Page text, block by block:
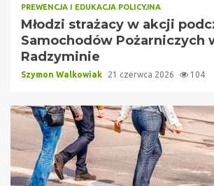
PREWENCJA I EDUKACJA POLICYJNA
Młodzi strażacy w akcji
Samochodów Pożarniczych
Radzyminie
Szymon Walkowiak 21 czerwca 2026 104